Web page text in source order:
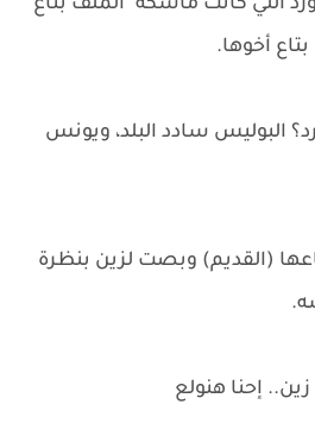
اللي كانت ماسكة "الملف بتاع
أخوها.
البوليس سادد البلد، ويونس
(القديم) وبصت لزين بنظرة
إحنا هنولع